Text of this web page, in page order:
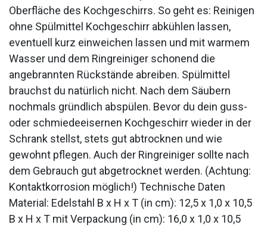
Oberfläche des Kochgeschirrs. So geht es: Reinigen
ohne Spülmittel Kochgeschirr abkühlen lassen,
eventuell kurz einweichen lassen und mit warmem
Wasser und dem Ringreiniger schonend die
angebrannten Rückstände abreiben. Spülmittel
brauchst du natürlich nicht. Nach dem Säubern
nochmals gründlich abspülen. Bevor du dein guss-
oder schmiedeeisernen Kochgeschirr wieder in der
Schrank stellst, stets gut abtrocknen und wie
gewohnt pflegen. Auch der Ringreiniger sollte nach
dem Gebrauch gut abgetrocknet werden. (Achtung:
Kontaktkorrosion möglich!) Technische Daten
Material: Edelstahl B x H x T (in cm): 12,5 x 1,0 x 10,5
B x H x T mit Verpackung (in cm): 16,0 x 1,0 x 10,5